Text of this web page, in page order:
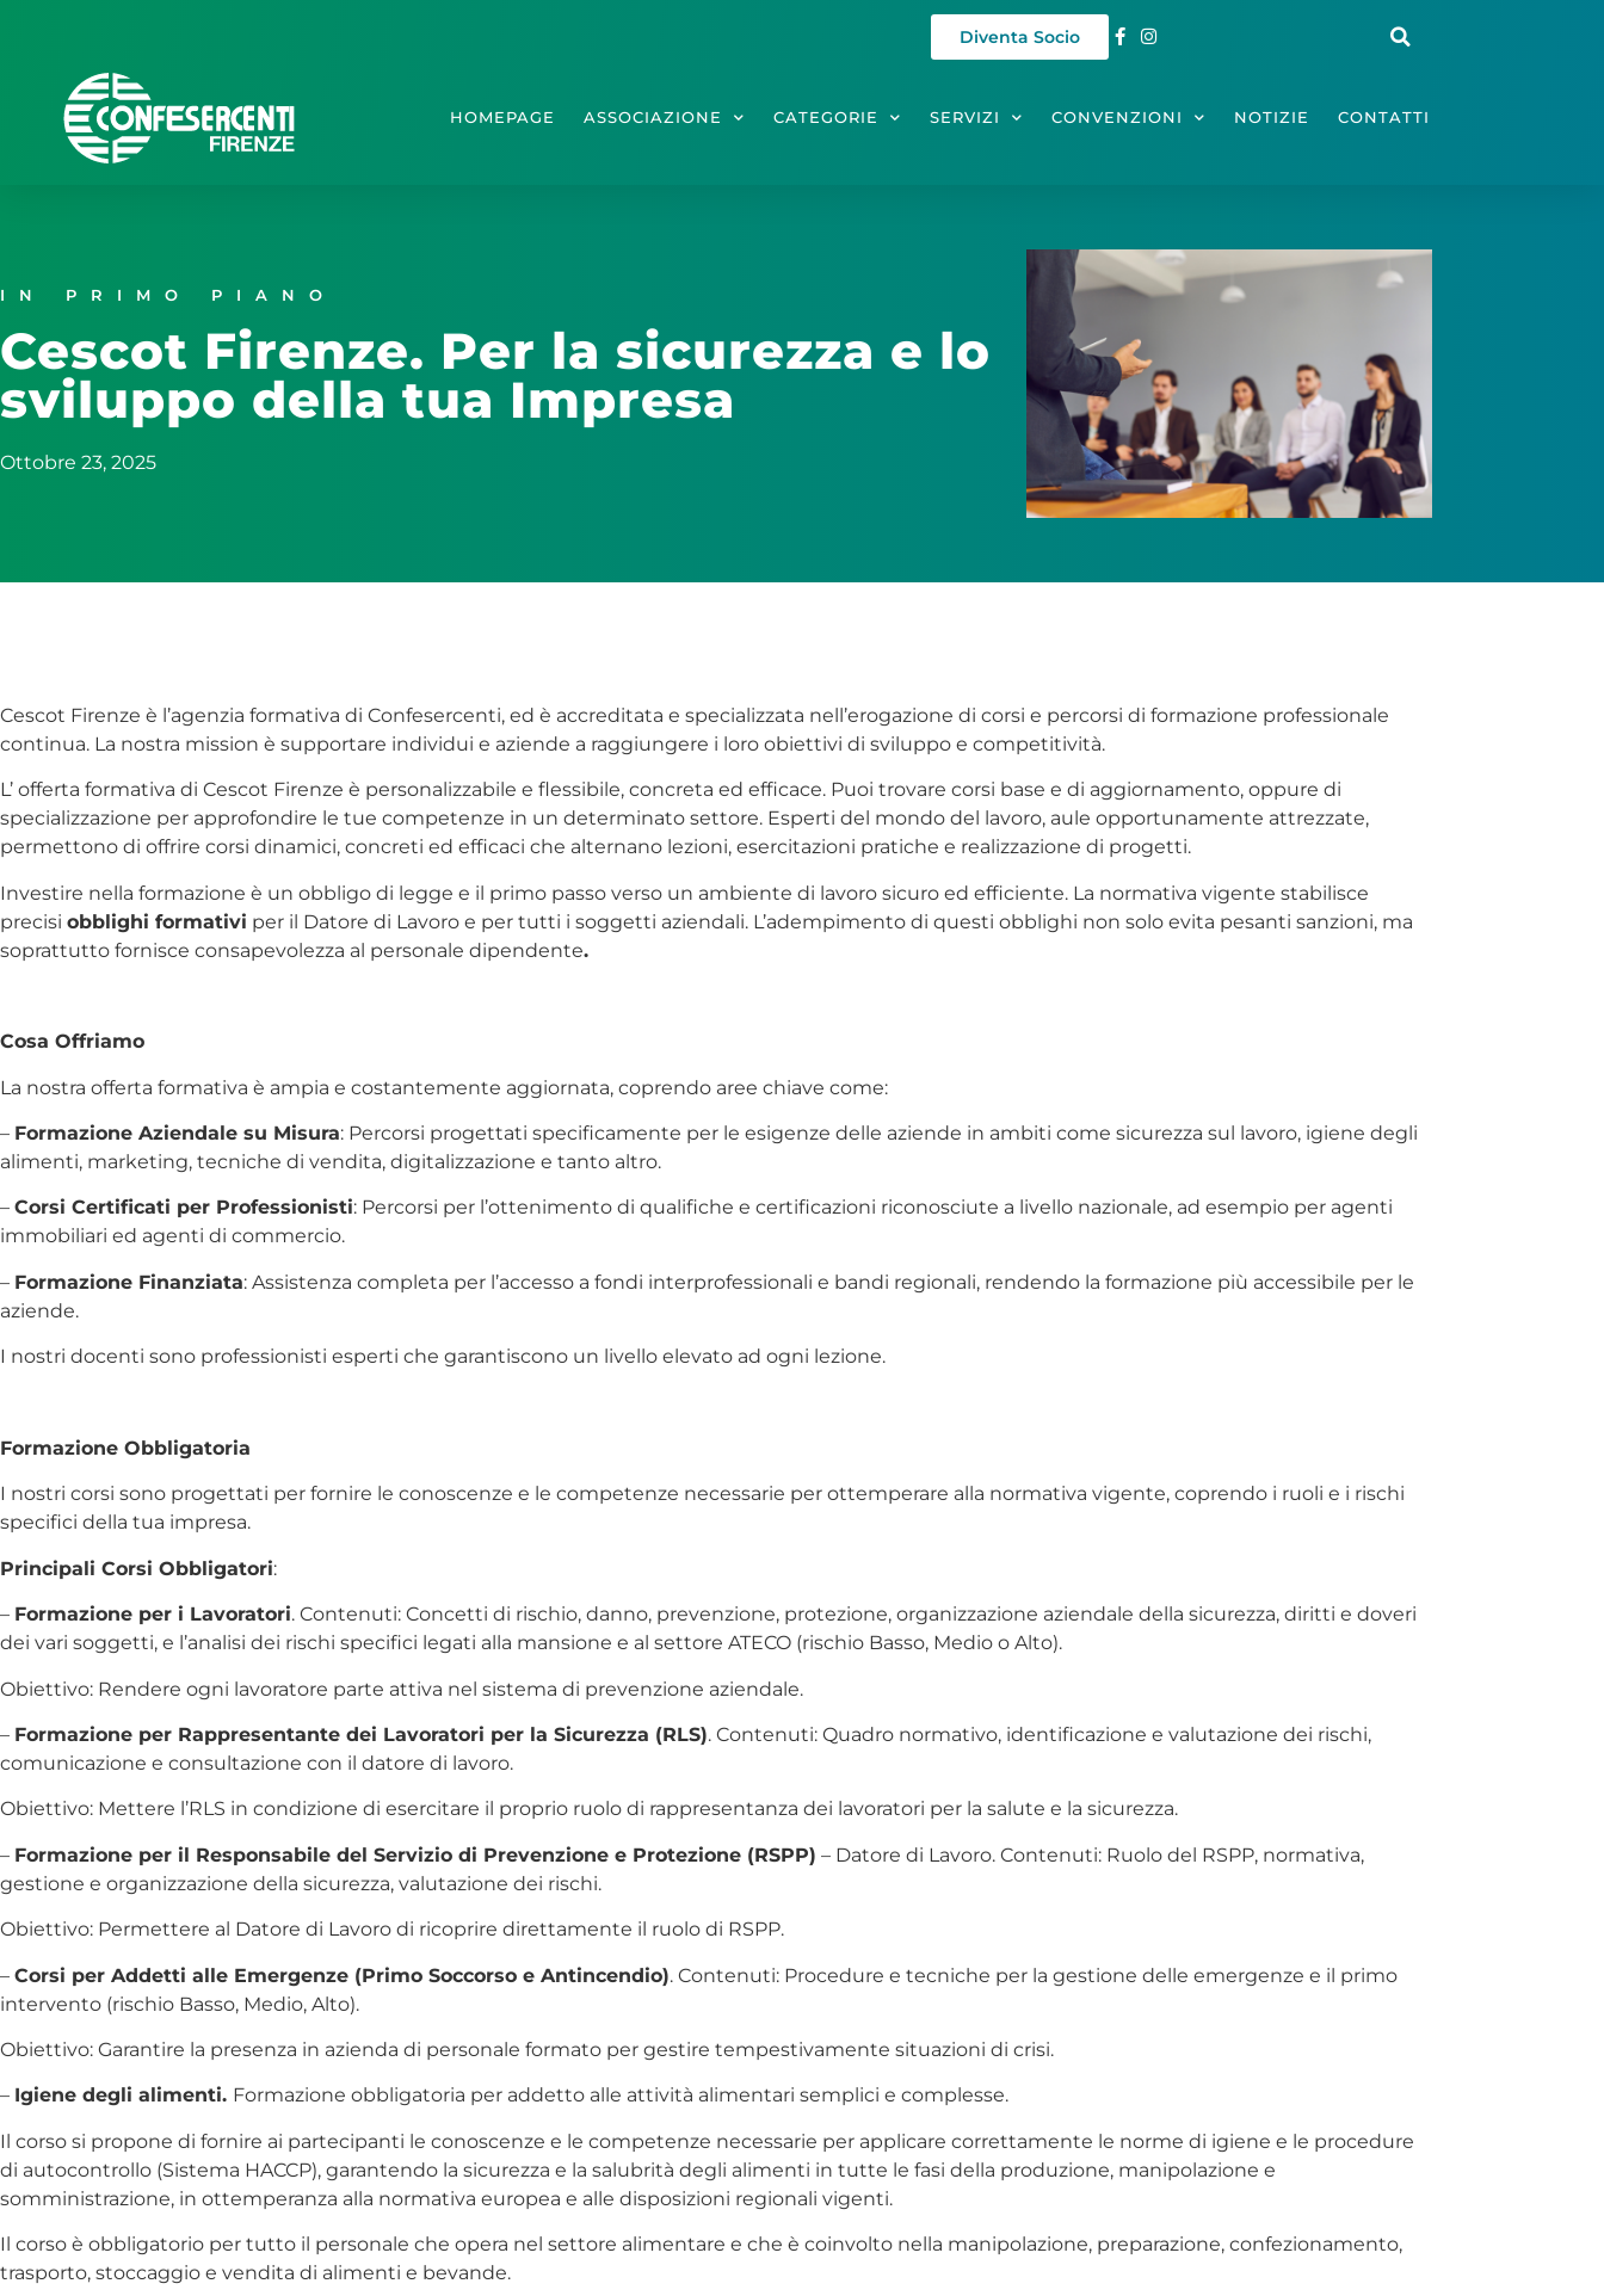
Diventa Socio
HOMEPAGE ASSOCIAZIONE CATEGORIE SERVIZI CONVENZIONI NOTIZIE CONTATTI
IN PRIMO PIANO
Cescot Firenze. Per la sicurezza e lo
sviluppo della tua Impresa
Ottobre 23, 2025
Cescot Firenze è l’agenzia formativa di Confesercenti, ed è accreditata e specializzata nell’erogazione di corsi e percorsi di formazione professionale
continua. La nostra mission è supportare individui e aziende a raggiungere i loro obiettivi di sviluppo e competitività.
L’ offerta formativa di Cescot Firenze è personalizzabile e flessibile, concreta ed efficace. Puoi trovare corsi base e di aggiornamento, oppure di
specializzazione per approfondire le tue competenze in un determinato settore. Esperti del mondo del lavoro, aule opportunamente attrezzate,
permettono di offrire corsi dinamici, concreti ed efficaci che alternano lezioni, esercitazioni pratiche e realizzazione di progetti.
Investire nella formazione è un obbligo di legge e il primo passo verso un ambiente di lavoro sicuro ed efficiente. La normativa vigente stabilisce
precisi obblighi formativi per il Datore di Lavoro e per tutti i soggetti aziendali. L’adempimento di questi obblighi non solo evita pesanti sanzioni, ma
soprattutto fornisce consapevolezza al personale dipendente.
Cosa Offriamo
La nostra offerta formativa è ampia e costantemente aggiornata, coprendo aree chiave come:
– Formazione Aziendale su Misura: Percorsi progettati specificamente per le esigenze delle aziende in ambiti come sicurezza sul lavoro, igiene degli
alimenti, marketing, tecniche di vendita, digitalizzazione e tanto altro.
– Corsi Certificati per Professionisti: Percorsi per l’ottenimento di qualifiche e certificazioni riconosciute a livello nazionale, ad esempio per agenti
immobiliari ed agenti di commercio.
– Formazione Finanziata: Assistenza completa per l’accesso a fondi interprofessionali e bandi regionali, rendendo la formazione più accessibile per le
aziende.
I nostri docenti sono professionisti esperti che garantiscono un livello elevato ad ogni lezione.
Formazione Obbligatoria
I nostri corsi sono progettati per fornire le conoscenze e le competenze necessarie per ottemperare alla normativa vigente, coprendo i ruoli e i rischi
specifici della tua impresa.
Principali Corsi Obbligatori:
– Formazione per i Lavoratori. Contenuti: Concetti di rischio, danno, prevenzione, protezione, organizzazione aziendale della sicurezza, diritti e doveri
dei vari soggetti, e l’analisi dei rischi specifici legati alla mansione e al settore ATECO (rischio Basso, Medio o Alto).
Obiettivo: Rendere ogni lavoratore parte attiva nel sistema di prevenzione aziendale.
– Formazione per Rappresentante dei Lavoratori per la Sicurezza (RLS). Contenuti: Quadro normativo, identificazione e valutazione dei rischi,
comunicazione e consultazione con il datore di lavoro.
Obiettivo: Mettere l’RLS in condizione di esercitare il proprio ruolo di rappresentanza dei lavoratori per la salute e la sicurezza.
– Formazione per il Responsabile del Servizio di Prevenzione e Protezione (RSPP) – Datore di Lavoro. Contenuti: Ruolo del RSPP, normativa,
gestione e organizzazione della sicurezza, valutazione dei rischi.
Obiettivo: Permettere al Datore di Lavoro di ricoprire direttamente il ruolo di RSPP.
– Corsi per Addetti alle Emergenze (Primo Soccorso e Antincendio). Contenuti: Procedure e tecniche per la gestione delle emergenze e il primo
intervento (rischio Basso, Medio, Alto).
Obiettivo: Garantire la presenza in azienda di personale formato per gestire tempestivamente situazioni di crisi.
– Igiene degli alimenti. Formazione obbligatoria per addetto alle attività alimentari semplici e complesse.
Il corso si propone di fornire ai partecipanti le conoscenze e le competenze necessarie per applicare correttamente le norme di igiene e le procedure
di autocontrollo (Sistema HACCP), garantendo la sicurezza e la salubrità degli alimenti in tutte le fasi della produzione, manipolazione e
somministrazione, in ottemperanza alla normativa europea e alle disposizioni regionali vigenti.
Il corso è obbligatorio per tutto il personale che opera nel settore alimentare e che è coinvolto nella manipolazione, preparazione, confezionamento,
trasporto, stoccaggio e vendita di alimenti e bevande.